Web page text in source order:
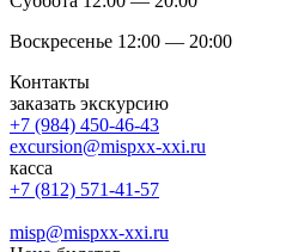
Воскресенье 12:00 — 20:00
Контакты
заказать экскурсию
+7 (984) 450-46-43
excursion@mispxx-xxi.ru
касса
+7 (812) 571-41-57
misp@mispxx-xxi.ru